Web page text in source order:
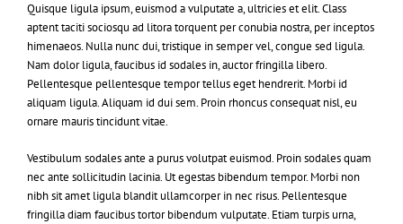
Quisque ligula ipsum, euismod a vulputate a, ultricies et elit. Class
aptent taciti sociosqu ad litora torquent per conubia nostra, per inceptos
himenaeos. Nulla nunc dui, tristique in semper vel, congue sed ligula.
Nam dolor ligula, faucibus id sodales in, auctor fringilla libero.
Pellentesque pellentesque tempor tellus eget hendrerit. Morbi id
aliquam ligula. Aliquam id dui sem. Proin rhoncus consequat nisl, eu
ornare mauris tincidunt vitae.
Vestibulum sodales ante a purus volutpat euismod. Proin sodales quam
nec ante sollicitudin lacinia. Ut egestas bibendum tempor. Morbi non
nibh sit amet ligula blandit ullamcorper in nec risus. Pellentesque
fringilla diam faucibus tortor bibendum vulputate. Etiam turpis urna,